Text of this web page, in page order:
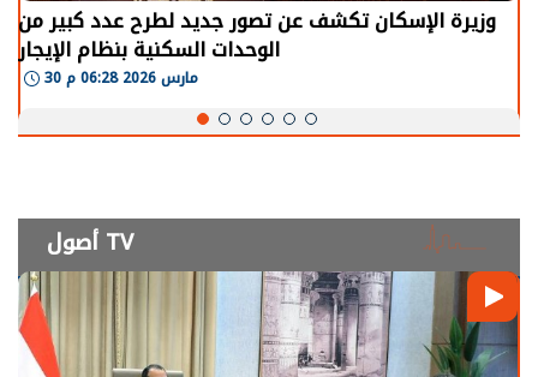
وزيرة الإسكان تكشف عن تصور جديد لطرح عدد كبير من
الوحدات السكنية بنظام الإيجار
30 مارس 2026 06:28 م
أصول TV